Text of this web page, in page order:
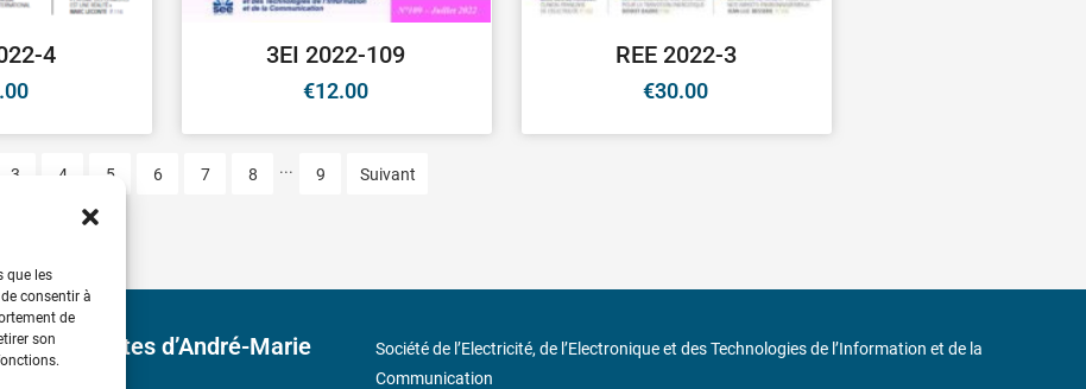
que les
consentir à
de
son
4 3EI 2022-109
€12.00
REE 2022-3
€30.00
3 4 5 6 7 8 ... 9 Suivant
découvertes d’André-Marie
Société de l’Electricité, de l’Electronique et des Technologies de l’Information et de la
Communication